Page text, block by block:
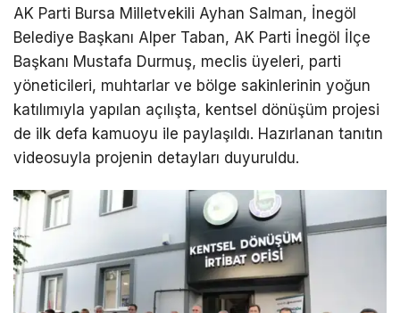
AK Parti Bursa Milletvekili Ayhan Salman, İnegöl
Belediye Başkanı Alper Taban, AK Parti İnegöl İlçe
Başkanı Mustafa Durmuş, meclis üyeleri, parti
yöneticileri, muhtarlar ve bölge sakinlerinin yoğun
katılımıyla yapılan açılışta, kentsel dönüşüm projesi
de ilk defa kamuoyu ile paylaşıldı. Hazırlanan tanıtın
videosuyla projenin detayları duyuruldu.